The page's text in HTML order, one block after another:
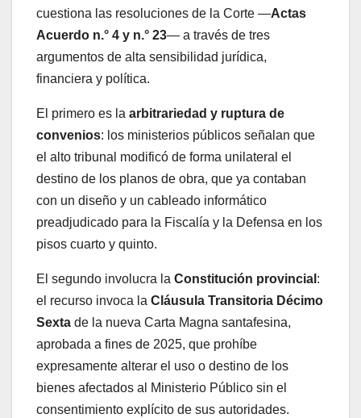
cuestiona las resoluciones de la Corte —Actas
Acuerdo n.° 4 y n.° 23— a través de tres
argumentos de alta sensibilidad jurídica,
financiera y política.
El primero es la arbitrariedad y ruptura de
convenios: los ministerios públicos señalan que
el alto tribunal modificó de forma unilateral el
destino de los planos de obra, que ya contaban
con un diseño y un cableado informático
preadjudicado para la Fiscalía y la Defensa en los
pisos cuarto y quinto.
El segundo involucra la Constitución provincial :
el recurso invoca la Cláusula Transitoria Décimo
Sexta de la nueva Carta Magna santafesina,
aprobada a fines de 2025, que prohíbe
expresamente alterar el uso o destino de los
bienes afectados al Ministerio Público sin el
consentimiento explícito de sus autoridades.